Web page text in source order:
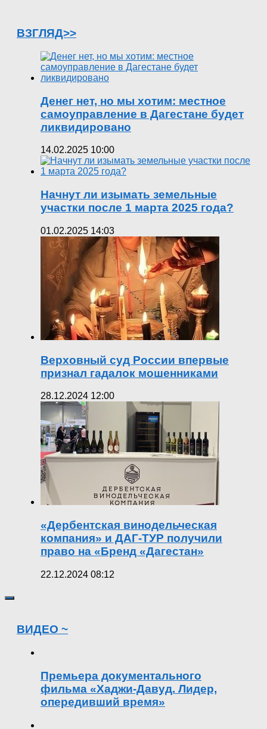
ВЗГЛЯД>>
Денег нет, но мы хотим: местное
самоуправление в Дагестане будет
ликвидировано
14.02.2025 10:00
Начнут ли изымать земельные
участки после 1 марта 2025 года?
01.02.2025 14:03
Верховный суд России впервые
признал гадалок мошенниками
28.12.2024 12:00
«Дербентская винодельческая
компания» и ДАГ-ТУР получили
право на «Бренд «Дагестан»
22.12.2024 08:12
ВИДЕО ~
Премьера документального
фильма «Хаджи-Давуд. Лидер,
опередивший время»